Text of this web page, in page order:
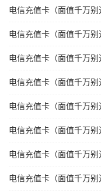
电信充值卡（面值千万
电信充值卡（面值千万
电信充值卡（面值千万
电信充值卡（面值千万
电信充值卡（面值千万
电信充值卡（面值千万
电信充值卡（面值千万
电信充值卡（面值千万